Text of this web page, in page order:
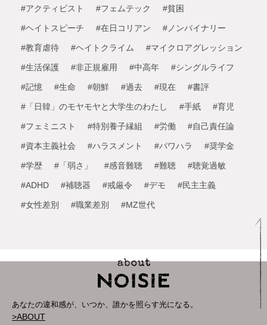
#アクティビスト #フェムテック #貧困
#ヘイトスピーチ #在日コリアン #ノンバイナリー
#教育虐待 #ヘイトクライム #マイクロアグレッション
#生活保護 #非正規雇用 #中高年 #シングルライフ
#記憶 #生命 #朝鮮 #過去 #現在 #書評
#「日韓」のモヤモヤと大学生のわたし #手紙 #育児
#フェミニスト #特別養子縁組 #労働 #自己責任論
#資本主義社会 #ハラスメント #パワハラ #奨学金
#学歴 #「弱さ」 #感音難聴 #難聴 #聴覚過敏
#ADHD #補聴器 #戒厳令 #デモ #民主主義
#女性差別 #職業差別 #MZ世代
あなたの違和感が、いつか、誰かを照らす光になる。
>ABOUT